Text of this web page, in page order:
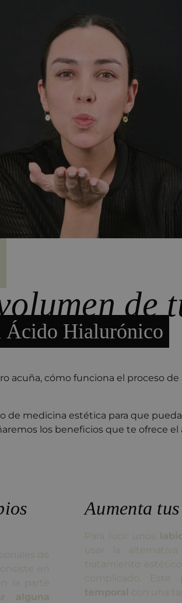
de
Ácido Hialurónico
acuña, cómo funciona el proceso
medicina estética para que
los beneficios que te ofrece
de
en
la parte
alguna
Aumenta
Para lucir unos
usar la
tratamiento
complicado. Este
temporal con una